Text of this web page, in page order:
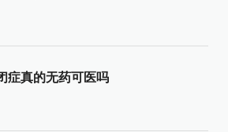
症真的无药可医吗